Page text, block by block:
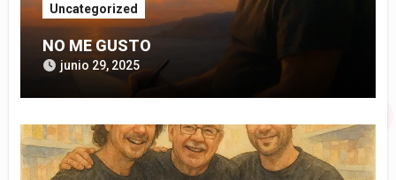
Uncategorized
NO ME GUSTO
junio 29, 2025